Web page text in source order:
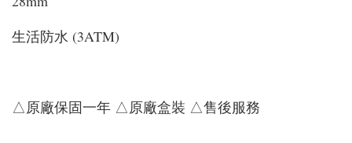
生活防水 (3ATM)
△原廠保固一年 △原廠盒裝 △售後服務